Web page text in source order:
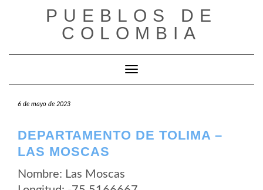
PUEBLOS DE
COLOMBIA
Cambiar modo de navegación
6 de mayo de 2023
DEPARTAMENTO DE TOLIMA –
LAS MOSCAS
Nombre: Las Moscas